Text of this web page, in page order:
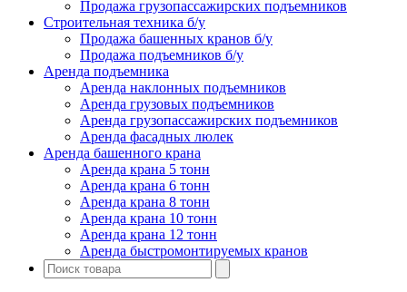
Продажа грузопассажирских подъемников
Строительная техника б/у
Продажа башенных кранов б/у
Продажа подъемников б/у
Аренда подъемника
Аренда наклонных подъемников
Аренда грузовых подъемников
Аренда грузопассажирских подъемников
Аренда фасадных люлек
Аренда башенного крана
Аренда крана 5 тонн
Аренда крана 6 тонн
Аренда крана 8 тонн
Аренда крана 10 тонн
Аренда крана 12 тонн
Аренда быстромонтируемых кранов